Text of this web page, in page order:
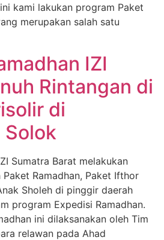
kami lakukan program Paket
merupakan salah satu
IZI
Rintangan di
di
Solok
Sumatra Barat melakukan
Ramadhan, Paket Ifthor
Sholeh di pinggir daerah
program Expedisi Ramadhan.
ini dilaksanakan oleh Tim
relawan pada Ahad